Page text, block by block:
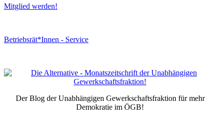
Mitglied werden!
Betriebsrät*Innen - Service
Der Blog der Unabhängigen Gewerkschaftsfraktion für mehr
Demokratie im ÖGB!